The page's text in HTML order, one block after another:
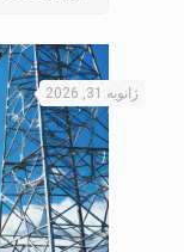
ژانویه 31, 2026